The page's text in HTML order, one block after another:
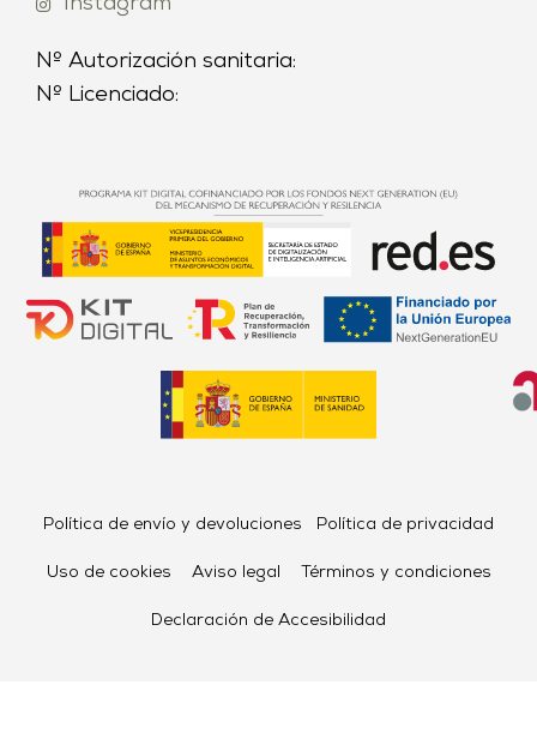
Nº Autorización sanitaria:
Nº Licenciado:
Política de envío y devoluciones Política de privacidad
Uso de cookies Aviso legal Términos y condiciones
Declaración de Accesibilidad